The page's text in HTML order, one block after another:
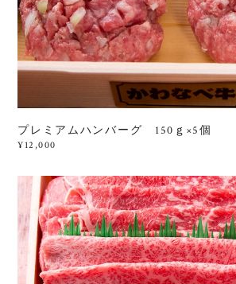
プレミアムハンバーグ 150ｇ×5個
¥12,000